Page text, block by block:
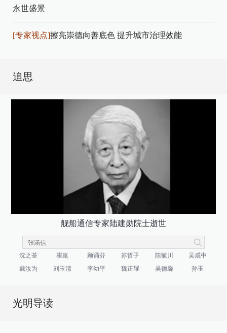
永世盛景
[专家视点]擦亮崇德向善底色 提升城市治理效能
追思
舰船通信专家陆建勋院士逝世
沈之荃 崔崑 顾诵芬 苏哲子 陈毓川
吴咸中
戴汝为
刘玉清 李幼平 魏正耀 吴德馨 孙玉
光明导读